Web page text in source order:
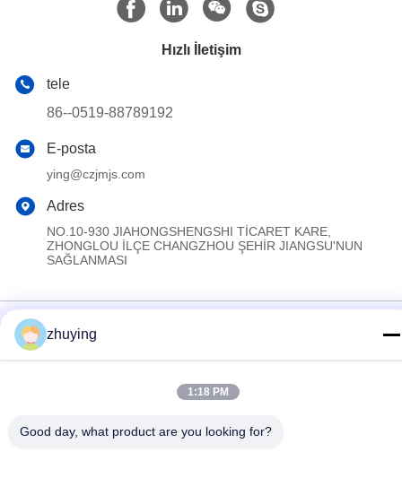
Hızlı İletişim
tele
86--0519-88789192
E-posta
ying@czjmjs.com
Adres
NO.10-930 JIAHONGSHENGSHI TİCARET KARE,
ZHONGLOU İLÇE CHANGZHOU ŞEHİR JIANGSU'NUN
SAĞLANMASI
Çin iyi. Kalite Büyük Soğutucu Buz Paketleri Tedarikçi. Telif hakkı
Haklar korunmuş.
zhuying
1:18 PM
Good day, what product are you looking for?